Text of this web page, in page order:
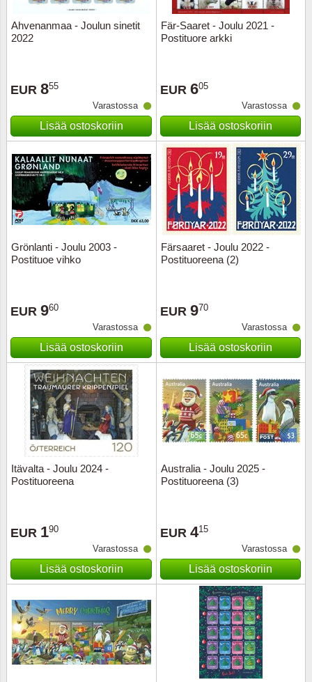
Ahvenanmaa - Joulun sinetit
2022
EUR 855
Varastossa
Lisää ostoskoriin
Fär-Saaret - Joulu 2021 -
Postituore arkki
EUR 605
Varastossa
Lisää ostoskoriin
Grönlanti - Joulu 2003 -
Postituoe vihko
EUR 960
Varastossa
Lisää ostoskoriin
Färsaaret - Joulu 2022 -
Postituoreena (2)
EUR 970
Varastossa
Lisää ostoskoriin
Itävalta - Joulu 2024 -
Postituoreena
EUR 190
Varastossa
Lisää ostoskoriin
Australia - Joulu 2025 -
Postituoreena (3)
EUR 415
Varastossa
Lisää ostoskoriin
Partio
Musiiki
Etelä-
Hollanti
Itä-
Itävalta
Japani
Kreikka